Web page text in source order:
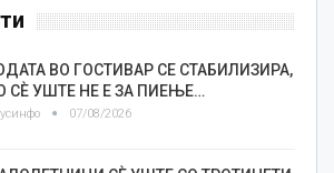
ВО ГОСТИВАР СЕ СТАБИЛИЗИРА,
СÈ УШТЕ НЕ Е ЗА ПИЕЊЕ…
07/08/2026